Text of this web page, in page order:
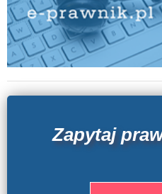
Zapytaj